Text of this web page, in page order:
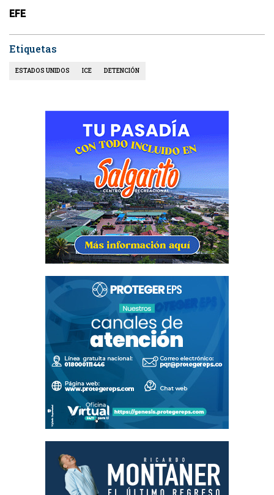
EFE
Etiquetas
ESTADOS UNIDOS ICE DETENCIÓN